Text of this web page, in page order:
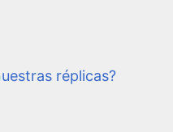
réplicas?